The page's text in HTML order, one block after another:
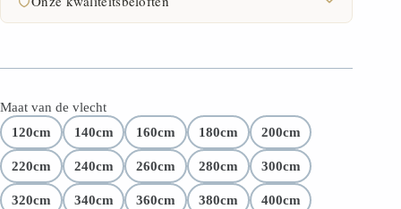
2 jaar garantie
Hoogste materiaalkwaliteit
Maat van de vlecht
120cm 140cm 160cm 180cm 200cm
220cm 240cm 260cm 280cm 300cm
320cm 340cm 360cm 380cm 400cm